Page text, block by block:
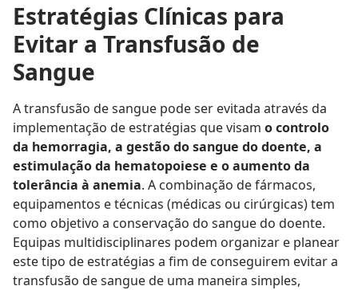
Estratégias Clínicas para
Evitar a Transfusão de
Sangue
A transfusão de sangue pode ser evitada através da
implementação de estratégias que visam o controlo
da hemorragia, a gestão do sangue do doente, a
estimulação da hematopoiese e o aumento da
tolerância à anemia. A combinação de fármacos,
equipamentos e técnicas (médicas ou cirúrgicas) tem
como objetivo a conservação do sangue do doente.
Equipas multidisciplinares podem organizar e planear
este tipo de estratégias a fim de conseguirem evitar a
transfusão de sangue de uma maneira simples,